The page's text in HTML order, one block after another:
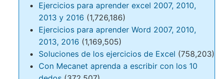
Ejercicios para aprender excel 2007, 2010,
2013 y 2016 (1,726,186)
Ejercicios para aprender Word 2007, 2010,
2013, 2016 (1,169,505)
Soluciones de los ejercicios de Excel (758,203)
Con Mecanet aprenda a escribir con los 10